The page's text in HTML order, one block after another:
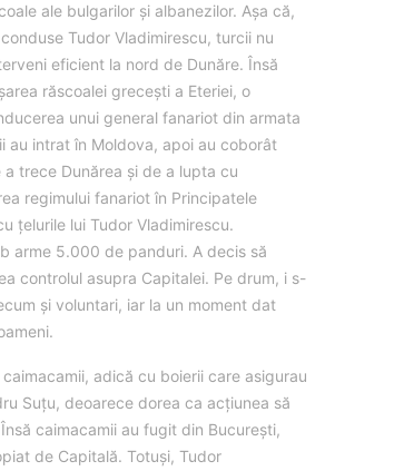
ale bulgarilor și albanezilor. Așa că,
Tudor Vladimirescu, turcii nu
eficient la nord de Dunăre. Însă
răscoalei grecești a Eteriei, o
unui general fanariot din armata
au intrat în Moldova, apoi au coborât
trece Dunărea și de a lupta cu
regimului fanariot în Principatele
țelurile lui Tudor Vladimirescu.
arme 5.000 de panduri. A decis să
controlul asupra Capitalei. Pe drum, i s-
și voluntari, iar la un moment dat
adică cu boierii care asigurau
Suțu, deoarece dorea ca acțiunea să
caimacamii au fugit din București,
de Capitală. Totuși, Tudor